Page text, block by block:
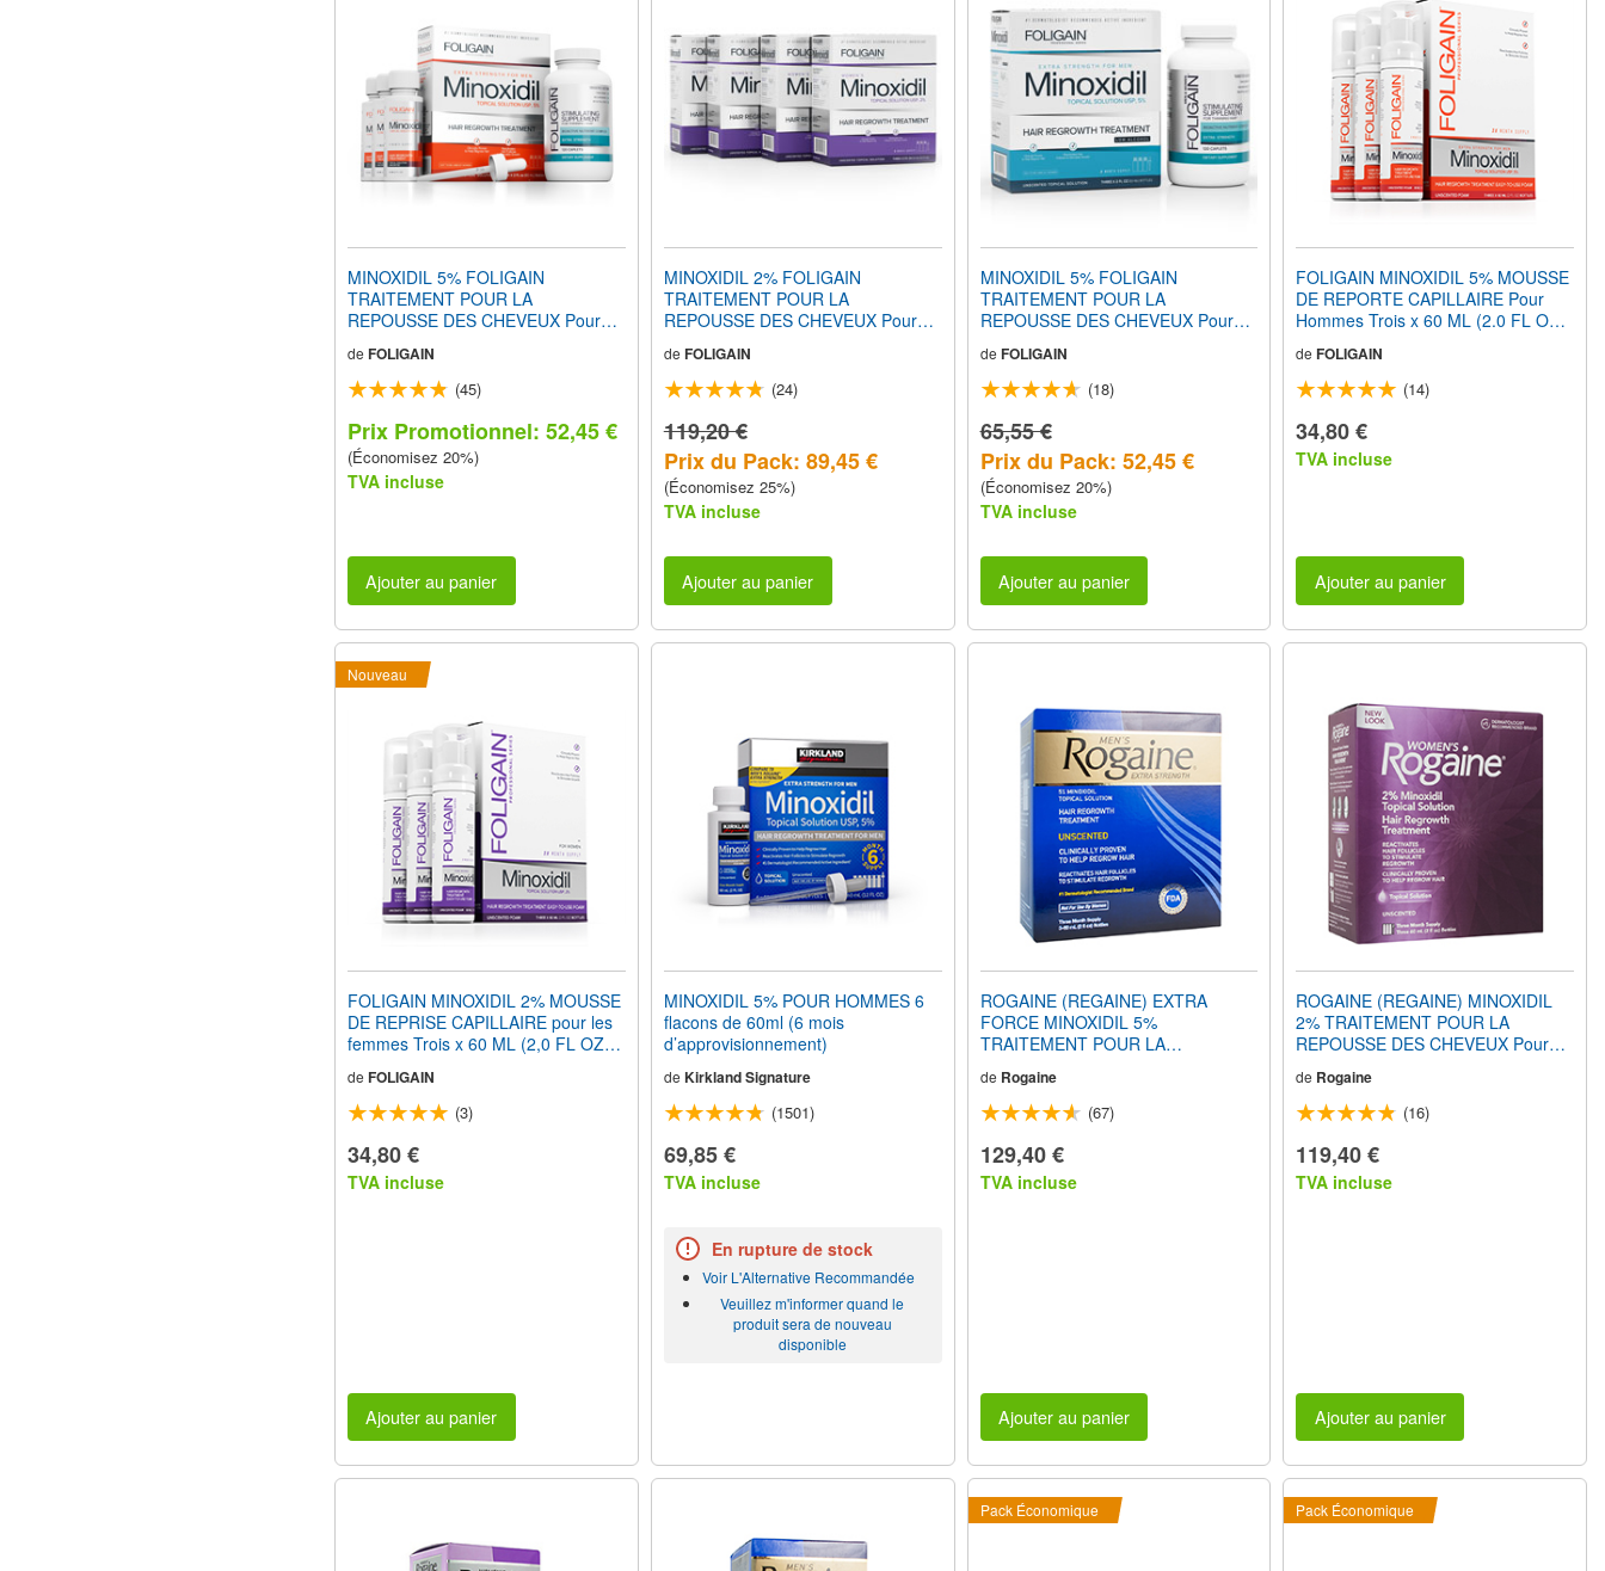
MINOXIDIL 5% FOLIGAIN
TRAITEMENT POUR LA
REPOUSSE DES CHEVEUX Pour
d'Approvisionnement + FOLIGAIN
SUPPLÉMENT POUR STIMULER
LA REPOUSSE DES CHEVEUX 120
Comprimés PACK ÉCONOMIQUE
de FOLIGAIN
(45)
Prix Promotionnel: 52,45 €
(Économisez 20%)
TVA incluse
Ajouter au panier
MINOXIDIL 2% FOLIGAIN
TRAITEMENT POUR LA
REPOUSSE DES CHEVEUX Pour
d'Approvisionnement
de FOLIGAIN
(24)
119,20 €
Prix du Pack: 89,45 €
(Économisez 25%)
TVA incluse
Ajouter au panier
MINOXIDIL 5% FOLIGAIN
TRAITEMENT POUR LA
REPOUSSE DES CHEVEUX Pour
(Faiblement Alcoolisée) (6 fl oz)
180ml 3 Mois d'Approvisionnement
+ FOLIGAIN SUPPLÉMENT POUR
STIMULER LA REPOUSSE DES
CHEVEUX 120 Comprimés PACK
ÉCONOMIQUE
de FOLIGAIN
(18)
65,55 €
Prix du Pack: 52,45 €
(Économisez 20%)
TVA incluse
Ajouter au panier
FOLIGAIN MINOXIDIL 5% MOUSSE
DE REPORTE CAPILLAIRE Pour
Hommes Trois x 60 ML (2.0 FL OZ)
de FOLIGAIN
(14)
34,80 €
TVA incluse
Ajouter au panier
Nouveau
FOLIGAIN MINOXIDIL 2% MOUSSE
DE REPRISE CAPILLAIRE pour les
femmes Trois x 60 ML (2,0 FL OZ)
d'approvisionnement
de FOLIGAIN
(3)
34,80 €
TVA incluse
Ajouter au panier
MINOXIDIL 5% POUR HOMMES 6
flacons de 60ml (6 mois
d’approvisionnement)
de Kirkland Signature
(1501)
69,85 €
TVA incluse
En rupture de stock
Voir L'Alternative Recommandée
Veuillez m'informer quand le
produit sera de nouveau
disponible
ROGAINE (REGAINE) EXTRA
FORCE MINOXIDIL 5%
TRAITEMENT POUR LA
Hommes (3 Mois
d’Approvisionnement)
de Rogaine
(67)
129,40 €
TVA incluse
Ajouter au panier
ROGAINE (REGAINE) MINOXIDIL
2% TRAITEMENT POUR LA
REPOUSSE DES CHEVEUX Pour
d’Approvisionnement)
de Rogaine
(16)
119,40 €
TVA incluse
Ajouter au panier
Pack Économique Pack Économique